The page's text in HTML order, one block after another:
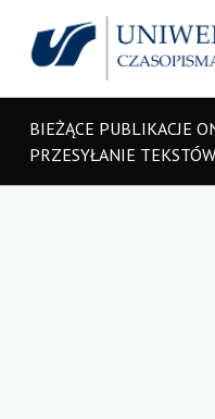
BIEŻĄCE PUBLIKACJE
PRZESYŁANIE TEKSTÓW